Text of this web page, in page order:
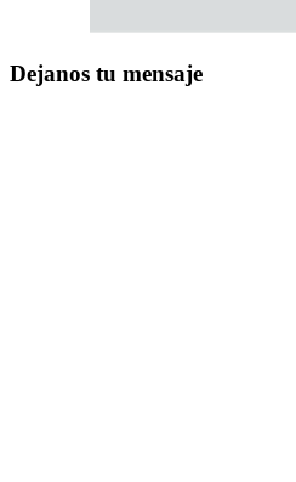
Dejanos tu mensaje